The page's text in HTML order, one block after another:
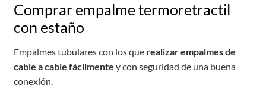
Comprar empalme termoretractil
con estaño
Empalmes tubulares con los que realizar empalmes de
cable a cable fácilmente y con seguridad de una buena
conexión.